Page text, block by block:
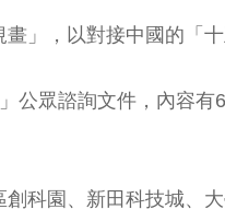
」，以對接中國的「十
公眾諮詢文件，內容
科園、新田科技城、